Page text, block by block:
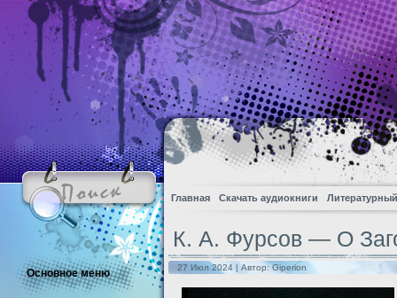
Главная Скачать аудиокниги
К. А. Фурсов — О
27 Июл 2024 | Автор:Giperion
Основное меню